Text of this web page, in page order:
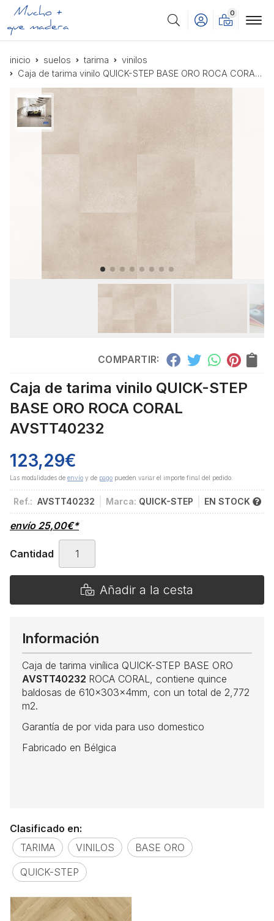
Buscar
0
inicio suelos tarima
vinilos
Caja de tarima vinilo QUICK-STEP BASE ORO ROCA CORAL AVSTT40232
COMPARTIR:
Caja de tarima vinilo QUICK-STEP
BASE ORO ROCA CORAL
AVSTT40232
123,29€
Las modalidades de envío y de pago pueden variar el importe final del pedido.
Ref.: AVSTT40232 Marca: QUICK-STEP EN STOCK
envío 25,00€*
Cantidad
Añadir a la cesta
Información
Caja de tarima vinílica QUICK-STEP BASE ORO
AVSTT40232 ROCA CORAL, contiene quince
baldosas de 610x303x4mm, con un total de 2,772
m2.
Garantía de por vida para uso domestico
Fabricado en Bélgica
Clasificado en:
TARIMA
VINILOS
BASE ORO
QUICK-STEP